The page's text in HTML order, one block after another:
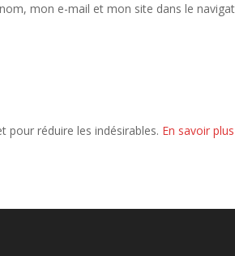
mon e-mail et mon site dans le
pour réduire les indésirables. En savoir